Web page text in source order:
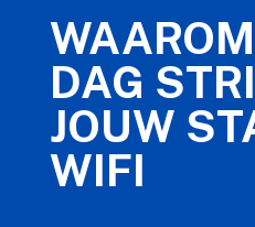
DAG
JOUW
WIFI